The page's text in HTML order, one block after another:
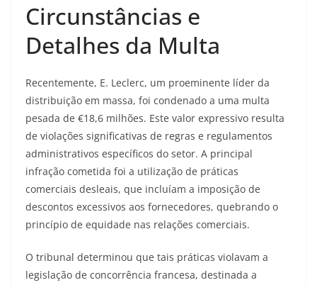
Circunstâncias e
Detalhes da Multa
Recentemente, E. Leclerc, um proeminente líder da
distribuição em massa, foi condenado a uma multa
pesada de €18,6 milhões. Este valor expressivo resulta
de violações significativas de regras e regulamentos
administrativos específicos do setor. A principal
infração cometida foi a utilização de práticas
comerciais desleais, que incluíam a imposição de
descontos excessivos aos fornecedores, quebrando o
princípio de equidade nas relações comerciais.
O tribunal determinou que tais práticas violavam a
legislação de concorrência francesa, destinada a